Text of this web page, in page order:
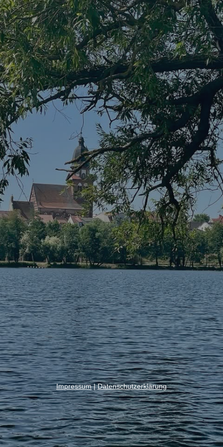
Impressum|Datenschutzerklärung